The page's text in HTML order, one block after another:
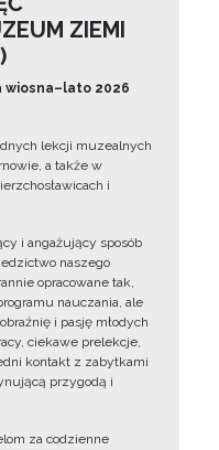
ZIEMI
wiosna–lato 2026
lekcji muzealnych
a także w
i
i angażujący sposób
naszego
opracowane tak,
nauczania, ale
i pasję młodych
ciekawe prelekcje,
kontakt z zabytkami
przygodą i
za codzienne